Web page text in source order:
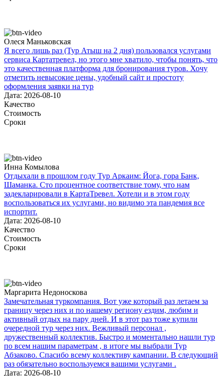
Олеся Маньковская
Я всего лишь раз (Тур Атыш на 2 дня) пользовался услугами
сервиса Картатревел, но этого мне хватило, чтобы понять, что
это качественная платформа для бронирования туров. Хочу
отметить невысокие цены, удобный сайт и простоту
оформления заявки на тур
Дата: 2026-08-10
Качество
Стоимость
Сроки
Инна Комылова
Отдыхали в прошлом году Тур Аркаим: Йога, гора Банк,
Шаманка. Сто процентное соответствие тому, что нам
задекларировали в КартаТревел. Хотели и в этом году
воспользоваться их услугами, но видимо эта пандемия все
испортит.
Дата: 2026-08-10
Качество
Стоимость
Сроки
Маргарита Недоноскова
Замечательная туркомпания. Вот уже который раз летаем за
границу через них и по нашему региону ездим, любим и
активный отдых на пару дней. И в этот раз тоже купили
очередной тур через них. Вежливый персонал ,
дружественный коллектив. Быстро и моментально нашли тур
по всем нашим параметрам , в итоге мы выбрали Тур
Абзаково. Спасибо всему коллективу кампании. В следующий
раз обязательно воспользуемся вашими услугами .
Дата: 2026-08-10